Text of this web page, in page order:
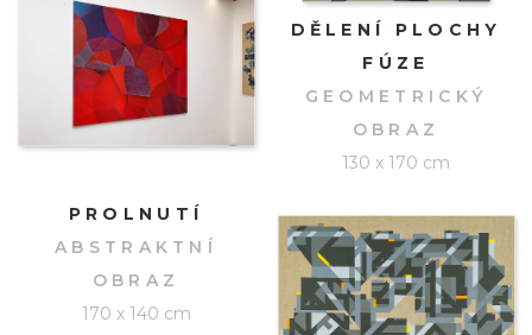
PROLNUTÍ
ABSTRAKTNÍ
OBRAZ
170 x 140 cm
DĚLENÍ PLOCHY
FÚZE
GEOMETRICKÝ
OBRAZ
130 x 170 cm